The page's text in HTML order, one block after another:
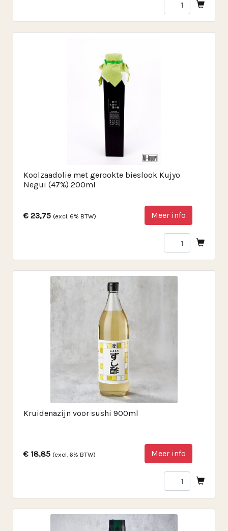
Koolzaadolie met gerookte bieslook Kujyo
Negui (47%) 200ml
€ 23,75 (excl. 6% BTW) Meer info
Kruidenazijn voor sushi 900ml
€ 18,85 (excl. 6% BTW) Meer info